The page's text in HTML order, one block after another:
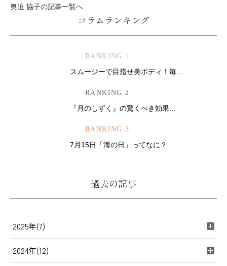
奥迫 協子の記事一覧へ
コラムランキング
RANKING 1
スムージーで目指せ美ボディ！毎...
RANKING 2
『月のしずく』の驚くべき効果...
RANKING 3
7月15日「海の日」ってなに？...
過去の記事
2025年(7)
2024年(12)